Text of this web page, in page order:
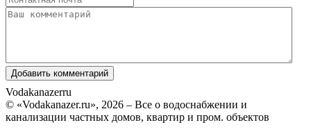
Vodakanazerru
© «Vodakanazer.ru», 2026 – Все о водоснабжении и
канализации частных домов, квартир и пром. объектов